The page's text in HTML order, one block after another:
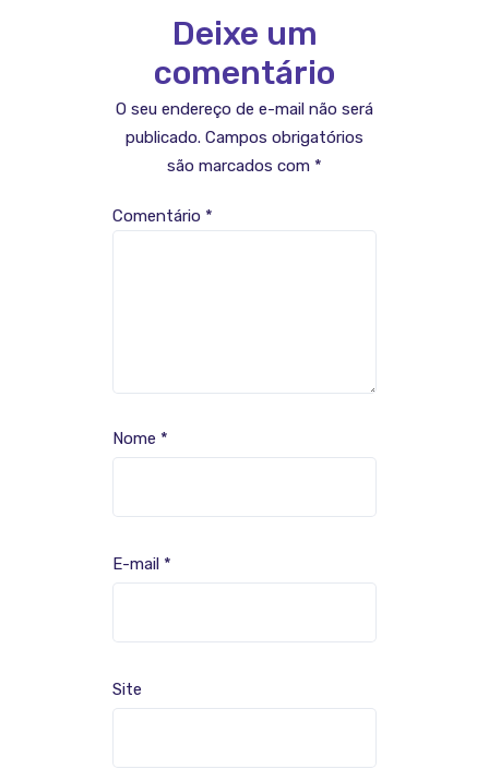
Deixe um
comentário
O seu endereço de e-mail não será
publicado. Campos obrigatórios
são marcados com *
Comentário *
Nome *
E-mail *
Site